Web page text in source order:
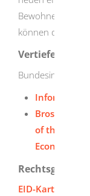
Bewohner aus
können den
Vertiefende
Broschüre
of the
Economic
EID-Karte-Gesetz